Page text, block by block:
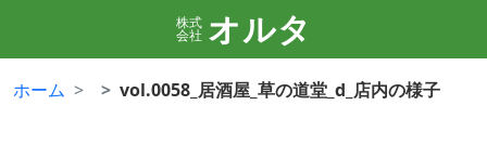
株式
会社 オルタ
ホーム vol.0058_居酒屋_草の道堂_d_店内の様子